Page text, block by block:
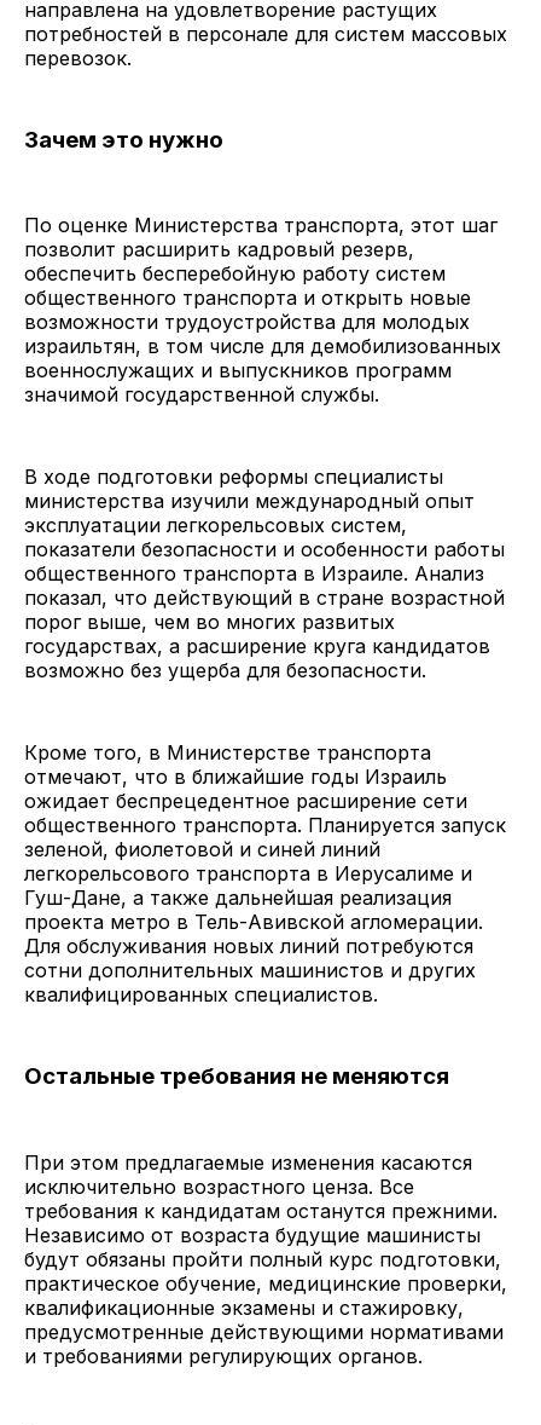
направлена на удовлетворение растущих
потребностей в персонале для систем массовых
перевозок.
Зачем это нужно
По оценке Министерства транспорта, этот шаг
позволит расширить кадровый резерв,
обеспечить бесперебойную работу систем
общественного транспорта и открыть новые
возможности трудоустройства для молодых
израильтян, в том числе для демобилизованных
военнослужащих и выпускников программ
значимой государственной службы.
В ходе подготовки реформы специалисты
министерства изучили международный опыт
эксплуатации легкорельсовых систем,
показатели безопасности и особенности работы
общественного транспорта в Израиле. Анализ
показал, что действующий в стране возрастной
порог выше, чем во многих развитых
государствах, а расширение круга кандидатов
возможно без ущерба для безопасности.
Кроме того, в Министерстве транспорта
отмечают, что в ближайшие годы Израиль
ожидает беспрецедентное расширение сети
общественного транспорта. Планируется запуск
зеленой, фиолетовой и синей линий
легкорельсового транспорта в Иерусалиме и
Гуш-Дане, а также дальнейшая реализация
проекта метро в Тель-Авивской агломерации.
Для обслуживания новых линий потребуются
сотни дополнительных машинистов и других
квалифицированных специалистов.
Остальные требования не меняются
При этом предлагаемые изменения касаются
исключительно возрастного ценза. Все
требования к кандидатам останутся прежними.
Независимо от возраста будущие машинисты
будут обязаны пройти полный курс подготовки,
практическое обучение, медицинские проверки,
квалификационные экзамены и стажировку,
предусмотренные действующими нормативами
и требованиями регулирующих органов.